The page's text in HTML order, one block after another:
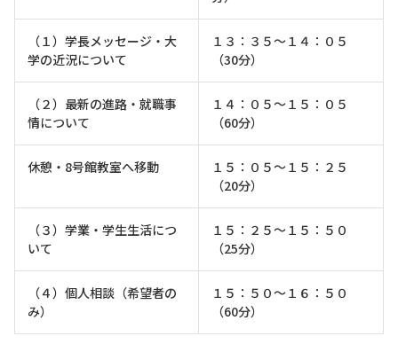
（１）学長メッセージ・大
学の近況について
１３：３５～１４：０５
（30分）
（２）最新の進路・就職事
情について
１４：０５～１５：０５
（60分）
休憩・8号館教室へ移動
１５：０５～１５：２５
（20分）
（３）学業・学生生活につ
いて
１５：２５～１５：５０
（25分）
（４）個人相談（希望者の
み）
１５：５０～１６：５０
（60分）